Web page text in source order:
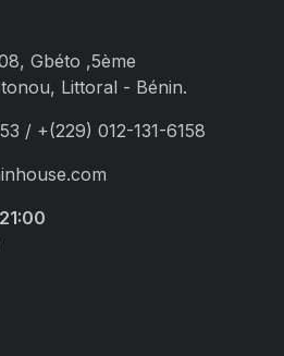
Gbéto ,5ème
Littoral - Bénin.
/ +(229) 012-131-6158